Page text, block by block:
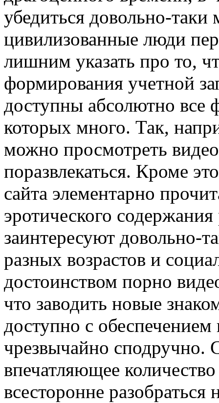
убедиться довольно-таки
цивилизованные люди
лишним указать про то,
формирования учетной
доступны абсолютно все
которых много. Так,
можно просмотреть
поразвлекаться. Кроме
сайта элементарно
эротического
заинтересуют довольно-
разных возрастов и
достоинством порно
что заводить новые
доступно с
чрезвычайно сподручно.
впечатляющее
всесторонне